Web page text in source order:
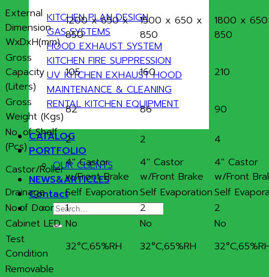
KITCHEN PLAN DESIGN
GAS SYSTEMS
HOOD EXHAUST SYSTEM
KITCHEN FIRE SUPPRESSION
UV KITCHEN EXHAUST HOOD
MAINTENANCE & CLEANING
RENTAL KITCHEN EQUIPMENT
CATALOG
PORTFOLIO
OUR CLIENTS
NEWS&ARTICLES
Contact
Search
for:
External
Dimension
WxDxH(mm)
1200 x 650 x
850
1500 x 650 x
850
1800 x
850
Gross
Capacity
(Liters)
105 160 210
Gross
Weight (Kgs)82 86
90
No. of Shelf
(Pcs)
2 2 4
Castor/Roller4″ Castor
w/Front Brake
4″ Castor
w/Front Brake
4″ Castor
w/Front
Drainage
Self EvaporationSelf EvaporationSelf
No.of Door
1 2
2
Cabinet LED No No
No
Test
Condition
32°C,65%RH 32°C,65%RH
Removable